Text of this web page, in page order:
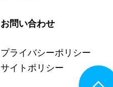
お問い合わせ
プライバシーポリシー
サイトポリシー